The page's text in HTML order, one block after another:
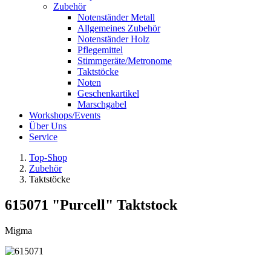
Zubehör
Notenständer Metall
Allgemeines Zubehör
Notenständer Holz
Pflegemittel
Stimmgeräte/Metronome
Taktstöcke
Noten
Geschenkartikel
Marschgabel
Workshops/Events
Über Uns
Service
Top-Shop
Zubehör
Taktstöcke
615071 "Purcell" Taktstock
Migma